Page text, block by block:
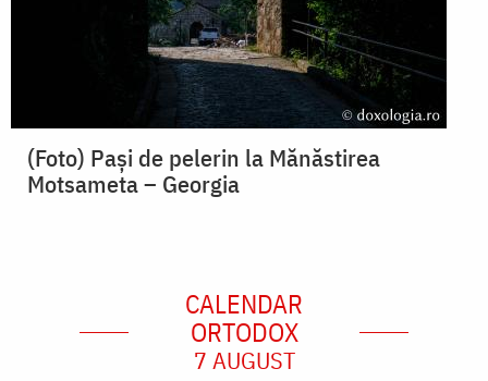
(Foto) Pași de pelerin la Mănăstirea
Motsameta – Georgia
CALENDAR
ORTODOX
7 AUGUST